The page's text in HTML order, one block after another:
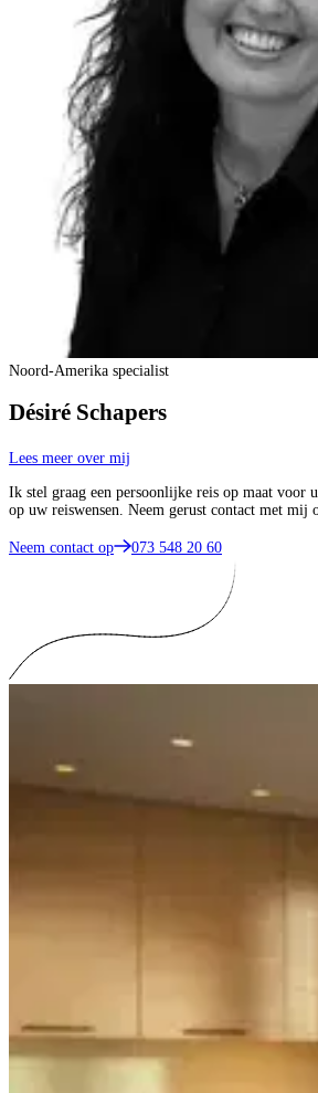
Noord-Amerika specialist
Désiré Schapers
Lees meer over mij
Ik stel graag een persoonlijke reis op maat voor u
op uw reiswensen. Neem gerust contact met mij
Neem contact op 073 548 20 60